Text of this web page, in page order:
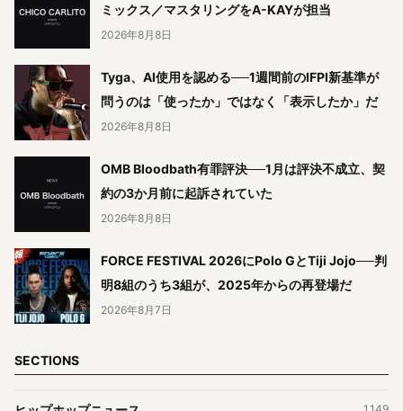
ミックス／マスタリングをA-KAYが担当
2026年8月8日
Tyga、AI使用を認める──1週間前のIFPI新基準が
問うのは「使ったか」ではなく「表示したか」だ
2026年8月8日
OMB Bloodbath有罪評決──1月は評決不成立、契
約の3か月前に起訴されていた
2026年8月8日
FORCE FESTIVAL 2026にPolo GとTiji Jojo──判
明8組のうち3組が、2025年からの再登場だ
2026年8月7日
SECTIONS